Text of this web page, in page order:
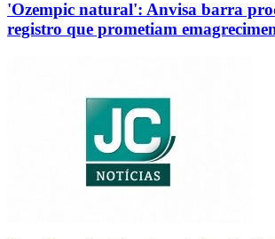
'Ozempic natural': Anvisa barra
registro que prometiam